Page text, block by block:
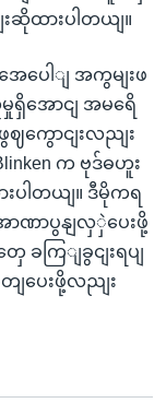
ဆိုထားပါတယျ။
အေပေါျ အကွမျးဖ
ရှိအောငျ အမရေိ
ဈကွောငျးလညျး
က ဗုဒ်ဓဟူး
ပါတယျ။ ဒီမိုကရ
ာဏာပွနျလှှဲပေးဖို့
ေ ခကြျခွငျးရပျ
ျပေးဖို့လညျး